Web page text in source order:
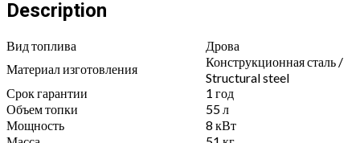
ТВ
quantity
Description
Вид топлива
Дрова
Материал изготовления
Конструкционная сталь /
Structural steel
Срок гарантии
1 год
Объем топки
55 л
Мощность
8 кВт